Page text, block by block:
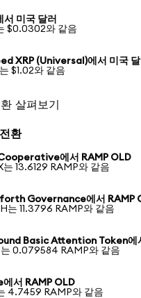
미국 달러
$0.0302와 같음
XRP (Universal)에서 미국 달
$1.02와 같음
살펴보기
환
에서 RAMP OLD
는 13.6129 RAMP와 같음
Governance에서 RAMP
는 11.3796 RAMP와 같음
Basic Attention Token에
는 0.079584 RAMP와 같음
서 RAMP OLD
4.7459 RAMP와 같음